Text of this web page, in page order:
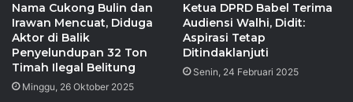
Nama Cukong Bulin dan
Irawan Mencuat, Diduga
Aktor di Balik
Penyelundupan 32 Ton
Timah Ilegal Belitung
Minggu, 26 Oktober 2025
Ketua DPRD Babel Terima
Audiensi Walhi, Didit:
Aspirasi Tetap
Ditindaklanjuti
Senin, 24 Februari 2025